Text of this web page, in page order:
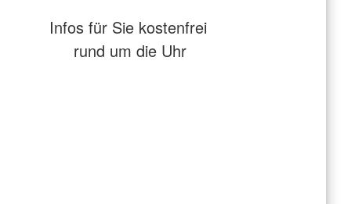
Infos für Sie kostenfrei
rund um die Uhr